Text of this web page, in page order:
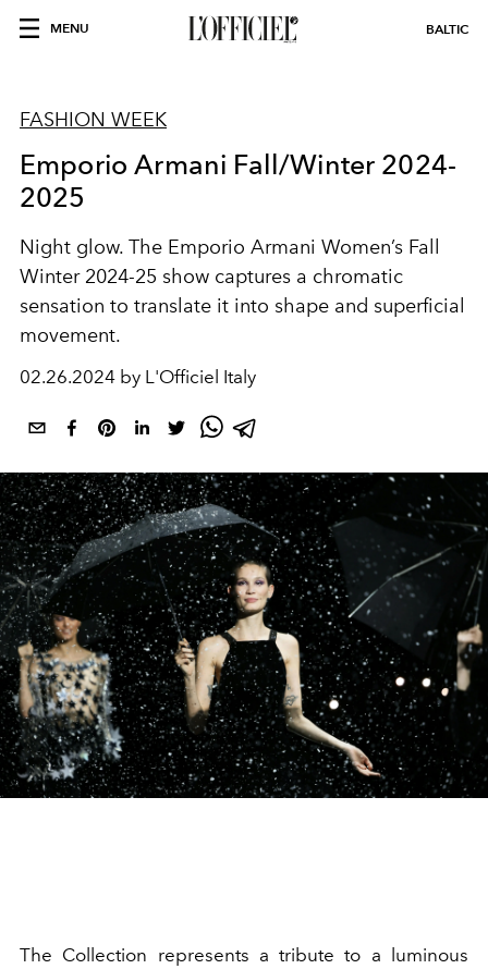
MENU BALTIC
FASHION WEEK
Emporio Armani Fall/Winter 2024-
2025
Night glow. The Emporio Armani Women’s Fall
Winter 2024-25 show captures a chromatic
sensation to translate it into shape and superficial
movement.
02.26.2024 by L'Officiel Italy
The Collection represents a tribute to a luminous